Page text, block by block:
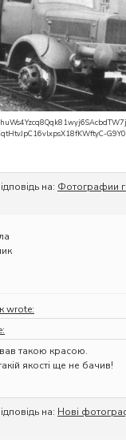
на: Фотографии
wrote:
такою красою.
якості ще не бачив!
на: Нові